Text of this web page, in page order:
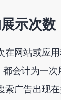
示次数
在网站或应
会计为一次
索广告出现